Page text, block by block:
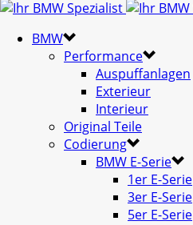
BMW
Performance
Auspuffanlagen
Exterieur
Interieur
Original Teile
Codierung
BMW E-Serie
1er E-Serie
3er E-Serie
5er E-Serie